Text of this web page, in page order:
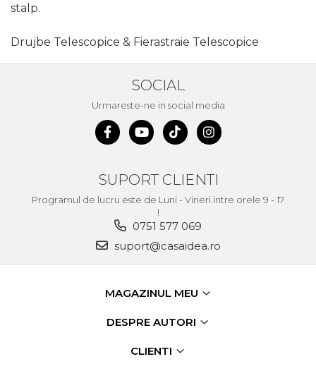
Scule Unelte Accesorii
Unelte de Zugravit
Scripete Manual
Banc de lucru – tamplarie
Perie de Sarma
Capsator Manual
Poansoane Cifre & Litere
stalp.
Drujbe Telescopice & Fierastraie Telescopice
SOCIAL
Urmareste-ne in social media
SUPORT CLIENTI
Programul de lucru este de Luni - Vineri intre orele 9 - 17
!
0751 577 069
suport@casaidea.ro
MAGAZINUL MEU
DESPRE AUTORI
CLIENTI